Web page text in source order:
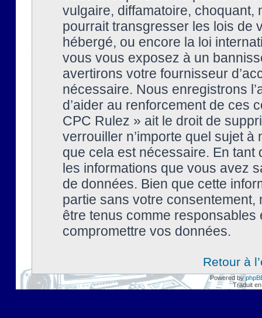
vulgaire, diffamatoire, choquant,
pourrait transgresser les lois de
hébergé, ou encore la loi
vous vous exposez à un
avertirons votre fournisseur
nécessaire. Nous enregistrons
d’aider au renforcement de ces
CPC Rulez » ait le droit de
verrouiller n’importe quel sujet à
que cela est nécessaire. En tant
les informations que vous avez
de données. Bien que cette
partie sans votre
être tenus comme
compromettre vos données.
Retour à
Powered by
Traduit